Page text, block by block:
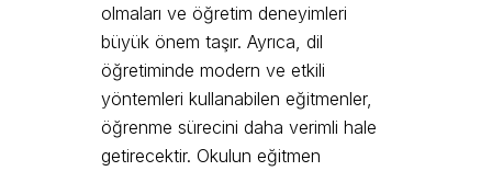
olmaları ve öğretim deneyimleri
büyük önem taşır. Ayrıca, dil
öğretiminde modern ve etkili
yöntemleri kullanabilen eğitmenler,
öğrenme sürecini daha verimli hale
getirecektir. Okulun eğitmen